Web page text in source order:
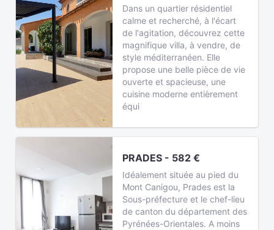
Dans un quartier résidentiel
calme et recherché, à l'écart
de l'agitation, découvrez cette
magnifique villa, à vendre, de
style méditerranéen. Elle
propose une belle pièce de vie
ouverte et spacieuse, une
cuisine moderne entièrement
équi
PRADES - 582 €
Idéalement située au pied du
Mont Canigou, Prades est la
Sous-préfecture et le chef-lieu
de canton du département des
Pyrénées-Orientales. A moins